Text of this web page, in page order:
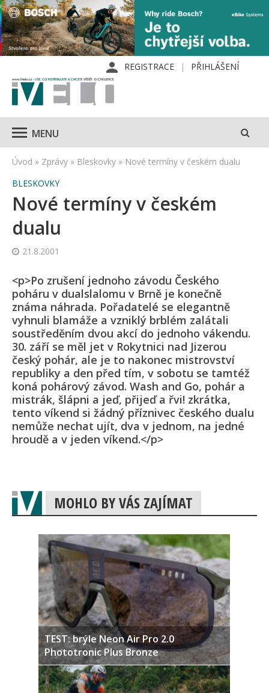
REGISTRACE PŘIHLÁŠENÍ
MENU
Úvod » Zprávy » Bleskovky » Nové termíny v českém dualu
BLESKOVKY
Nové termíny v českém
dualu
21.8.2001
<p>Po zrušení jednoho závodu Českého
poháru v dualslalomu v Brně je konečně
známa náhrada. Pořadatelé se elegantně
vyhnuli blamáže a vzniklý brblém zalátali
soustředěním dvou akcí do jednoho vákendu.
30. září se měl jet v Rokytnici nad Jizerou
český pohár, ale je to nakonec mistrovství
republiky a den před tím, v sobotu se tamtéž
koná pohárový závod. Wash and Go, pohár a
mistrák, šlápni a jeď, přijeď a řvi! zkrátka,
tento víkend si žádný příznivec českého dualu
nemůže nechat ujít, dva v jednom, na jedné
hroudě a v jeden víkend.</p>
MOHLO BY VÁS ZAJÍMAT
TEST: brýle Neon Air Pro 2.0
Phototronic Plus Bronze